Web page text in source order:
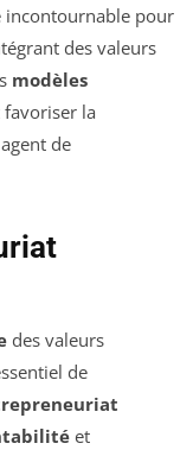
incontournable pour
des valeurs
modèles
la
de
des valeurs
de
et